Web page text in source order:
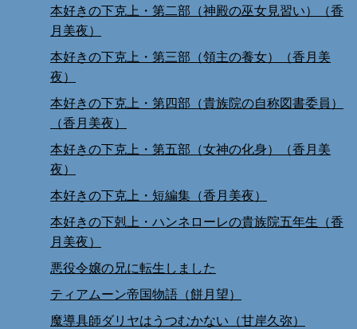
本好きの下克上・第二部（神殿の巫女見習い）（香
月美夜）
本好きの下克上・第三部（領主の養女）（香月美
夜）
本好きの下克上・第四部（貴族院の自称図書委員）
（香月美夜）
本好きの下克上・第五部（女神の化身）（香月美
夜）
本好きの下克上・短編集（香月美夜）
本好きの下剋上・ハンネローレの貴族院五年生（香
月美夜）
悪役令嬢の兄に転生しました
ティアムーン帝国物語（餅月望）
魔導具師ダリヤはうつむかない（甘岸久弥）